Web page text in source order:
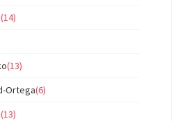
(14)
(13)
Ortega(6)
(13)